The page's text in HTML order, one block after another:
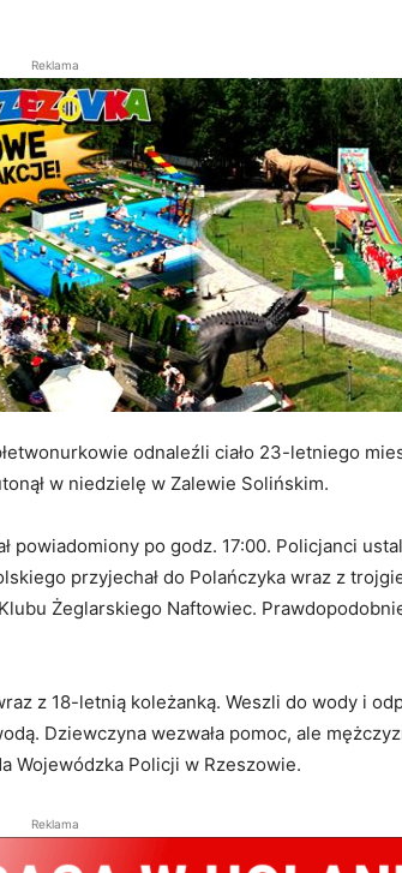
Reklama
odnaleźli ciało 23-letniego
w niedzielę w Zalewie Solińskim.
powiadomiony po godz. 17:00. Policjanci
przyjechał do Polańczyka wraz z
Żeglarskiego Naftowiec.
z 18-letnią koleżanką. Weszli do wody i
Dziewczyna wezwała pomoc, ale
Wojewódzka Policji w Rzeszowie.
Reklama